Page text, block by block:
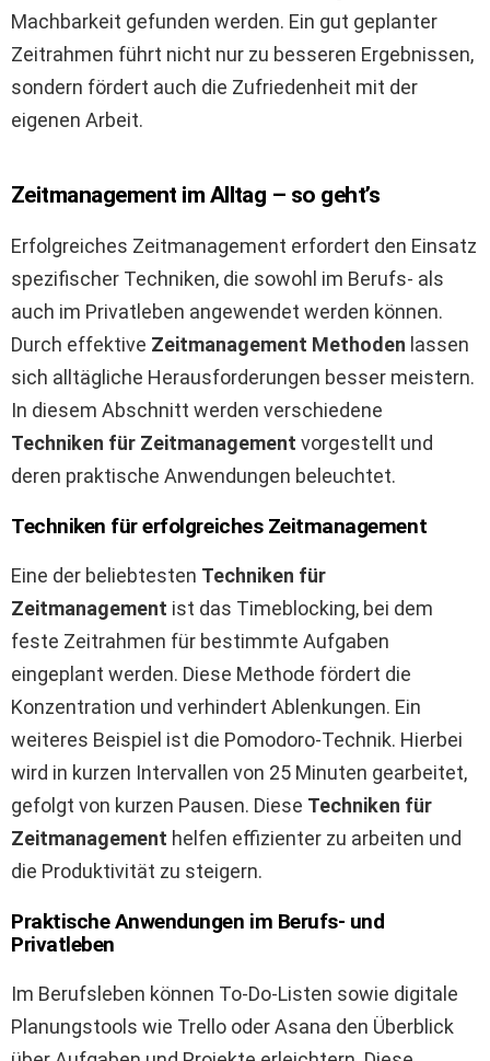
Machbarkeit gefunden werden. Ein gut geplanter
Zeitrahmen führt nicht nur zu besseren Ergebnissen,
sondern fördert auch die Zufriedenheit mit der
eigenen Arbeit.
Zeitmanagement im Alltag – so geht’s
Erfolgreiches Zeitmanagement erfordert den Einsatz
spezifischer Techniken, die sowohl im Berufs- als
auch im Privatleben angewendet werden können.
Durch effektive Zeitmanagement Methoden lassen
sich alltägliche Herausforderungen besser meistern.
In diesem Abschnitt werden verschiedene
Techniken für Zeitmanagement vorgestellt und
deren praktische Anwendungen beleuchtet.
Techniken für erfolgreiches Zeitmanagement
Eine der beliebtesten Techniken für
Zeitmanagement ist das Timeblocking, bei dem
feste Zeitrahmen für bestimmte Aufgaben
eingeplant werden. Diese Methode fördert die
Konzentration und verhindert Ablenkungen. Ein
weiteres Beispiel ist die Pomodoro-Technik. Hierbei
wird in kurzen Intervallen von 25 Minuten gearbeitet,
gefolgt von kurzen Pausen. Diese Techniken für
Zeitmanagement helfen effizienter zu arbeiten und
die Produktivität zu steigern.
Praktische Anwendungen im Berufs- und
Privatleben
Im Berufsleben können To-Do-Listen sowie digitale
Planungstools wie Trello oder Asana den Überblick